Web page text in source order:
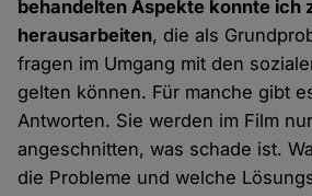
behandelten Aspekte konnte ich
herausarbeiten, die als
fragen im Umgang mit den
gelten können. Für manche gibt
Antworten. Sie werden im Film
angeschnitten, was schade ist.
die Probleme und welche